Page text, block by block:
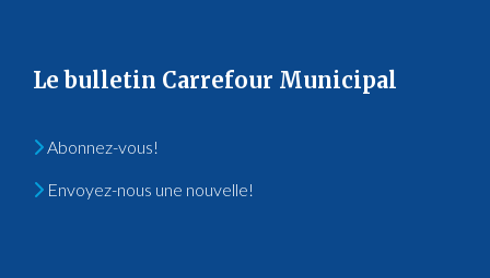
Le bulletin Carrefour Municipal
Abonnez-vous!
Envoyez-nous une nouvelle!